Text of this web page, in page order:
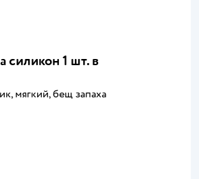
силикон 1 шт. в
мягкий, бещ запаха